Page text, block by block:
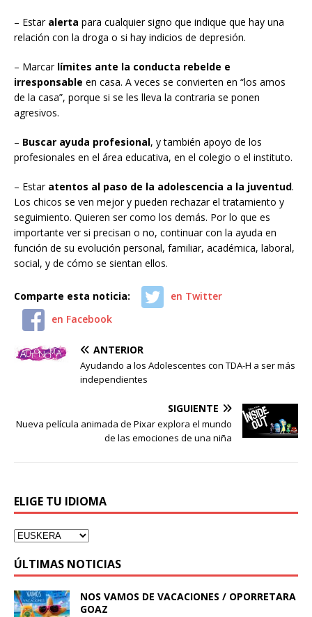
– Estar alerta para cualquier signo que indique que hay una
relación con la droga o si hay indicios de depresión.
– Marcar límites ante la conducta rebelde e
irresponsable en casa. A veces se convierten en “los amos
de la casa”, porque si se les lleva la contraria se ponen
agresivos.
– Buscar ayuda profesional, y también apoyo de los
profesionales en el área educativa, en el colegio o el instituto.
– Estar atentos al paso de la adolescencia a la juventud.
Los chicos se ven mejor y pueden rechazar el tratamiento y
seguimiento. Quieren ser como los demás. Por lo que es
importante ver si precisan o no, continuar con la ayuda en
función de su evolución personal, familiar, académica, laboral,
social, y de cómo se sientan ellos.
Comparte esta noticia:
en Twitter
en Facebook
ANTERIOR
Ayudando a los Adolescentes con TDA-H a ser más
independientes
SIGUIENTE
Nueva película animada de Pixar explora el mundo
de las emociones de una niña
ELIGE TU IDIOMA
ÚLTIMAS NOTICIAS
NOS VAMOS DE VACACIONES / OPORRETARA
GOAZ